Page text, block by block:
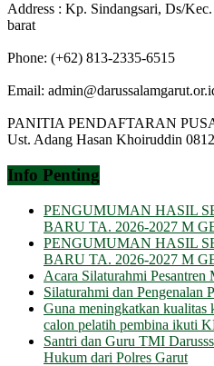
Address : Kp. Sindangsari, Ds/
barat
Phone: (+62) 813-2335-6515
Email:
PANITIA PENDAFTARAN
Ust. Adang Hasan Khoiruddin
Info Penting
PENGUMUMAN HASIL
BARU TA. 2026-2027 M
PENGUMUMAN HASIL
BARU TA. 2026-2027 M
Acara Silaturahmi Pesantren
Silaturahmi dan Pengenalan
Guna meningkatkan kualitas
calon pelatih pembina ikuti
Santri dan Guru TMI
Hukum dari Polres Garut